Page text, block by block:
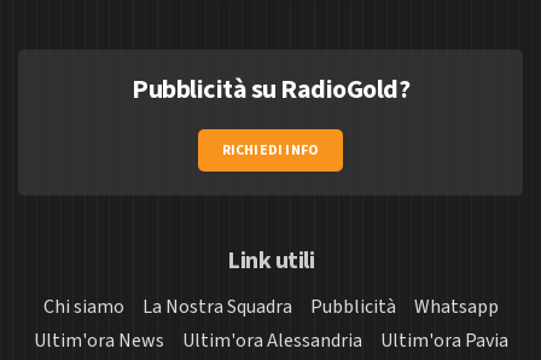
Pubblicità su RadioGold?
RICHIEDI INFO
Link utili
Chi siamo La Nostra Squadra Pubblicità
Whatsapp
Ultim'ora News
Ultim'ora Alessandria
Ultim'ora Pavia